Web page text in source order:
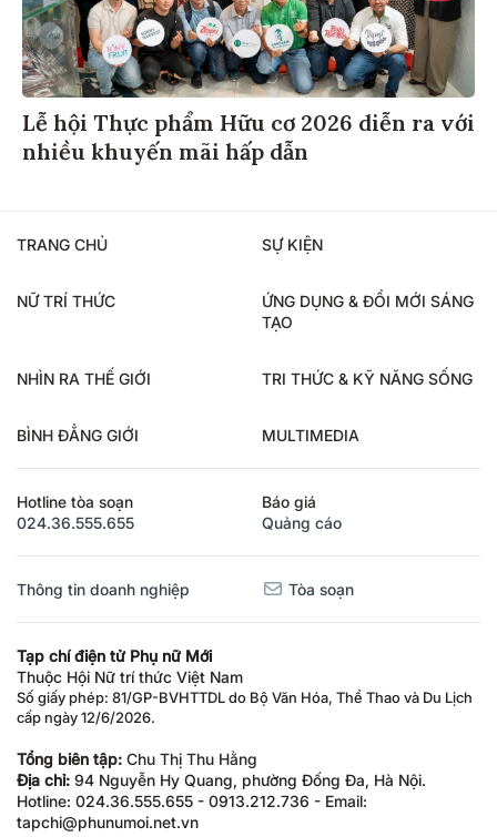
Lễ hội Thực phẩm Hữu cơ 2026 diễn ra với
nhiều khuyến mãi hấp dẫn
TRANG CHỦ SỰ KIỆN
NỮ TRÍ THỨC
ỨNG DỤNG & ĐỔI MỚI SÁNG
TẠO
NHÌN RA THẾ GIỚI TRI THỨC & KỸ NĂNG SỐNG
BÌNH ĐẲNG GIỚI MULTIMEDIA
Hotline tòa soạn
024.36.555.655
Báo giá
Quảng cáo
Thông tin doanh nghiệp Tòa soạn
Tạp chí điện tử Phụ nữ Mới
Thuộc Hội Nữ trí thức Việt Nam
Số giấy phép: 81/GP-BVHTTDL do Bộ Văn Hóa, Thể Thao và Du Lịch
cấp ngày 12/6/2026.
Tổng biên tập: Chu Thị Thu Hằng
Địa chỉ: 94 Nguyễn Hy Quang, phường Đống Đa, Hà Nội.
Hotline: 024.36.555.655 - 0913.212.736 - Email:
tapchi@phunumoi.net.vn